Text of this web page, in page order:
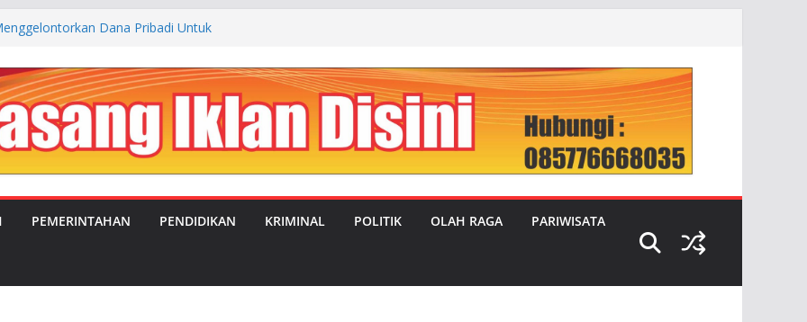
Dana Pribadi Untuk
BELI ANTARA OKNUM SATRES
LEBAK DENGAN TEMPAT REHABILITASI
MANDOR KILAP DUKUNG PENUH
DESA SATRIAJAYA PERIODE 2026–
Program MBG, Efektifkan Kantin
PEMERINTAHAN PENDIDIKAN KRIMINAL POLITIK OLAH RAGA PARIWISATA